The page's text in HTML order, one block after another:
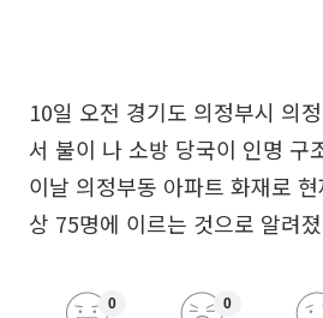
10일 오전 경기도 의정부시 의
서 불이 나 소방 당국이 인명 구
이날 의정부동 아파트 화재로
상 75명에 이르는 것으로 알려
0 0